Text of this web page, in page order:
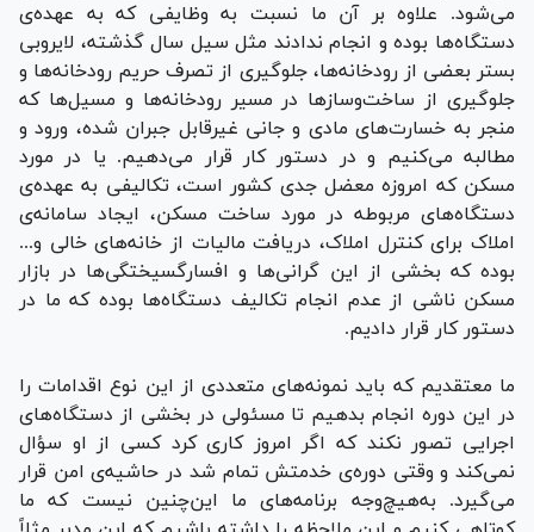
می‌شود. علاوه بر آن ما نسبت به وظایفی که به عهده‌ی
دستگاه‌ها بوده و انجام ندادند مثل سیل سال گذشته، لایروبی
بستر بعضی از رودخانه‌ها، جلوگیری از تصرف حریم رودخانه‌ها و
جلوگیری از ساخت‌و‌سازها در مسیر رودخانه‌ها و مسیل‌ها که
منجر به خسارت‌های مادی و جانی غیرقابل جبران شده، ورود و
مطالبه می‌کنیم و در دستور کار قرار می‌دهیم. یا در مورد
مسکن که امروزه معضل جدی کشور است، تکالیفی به عهده‌ی
دستگاه‌های مربوطه در مورد ساخت مسکن، ایجاد سامانه‌ی
املاک برای کنترل املاک، دریافت مالیات از خانه‌های خالی و...
بوده که بخشی از این گرانی‌ها و افسارگسیختگی‌ها در بازار
مسکن ناشی از عدم انجام تکالیف دستگاه‌ها بوده که ما در
دستور کار قرار دادیم.
ما معتقدیم که باید نمونه‌های متعددی از این نوع اقدامات را
در این دوره انجام بدهیم تا مسئولی در بخشی از دستگاه‌های
اجرایی تصور نکند که اگر امروز کاری کرد کسی از او سؤال
نمی‌کند و وقتی دوره‌ی خدمتش تمام شد در حاشیه‌ی امن قرار
می‌گیرد. به‌هیچ‌وجه برنامه‌های ما این‌چنین نیست که ما